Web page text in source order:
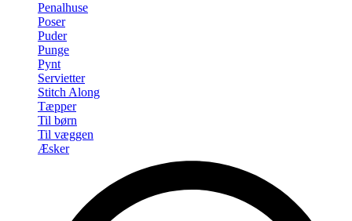
Penalhuse
Poser
Puder
Punge
Pynt
Servietter
Stitch Along
Tæpper
Til børn
Til væggen
Æsker